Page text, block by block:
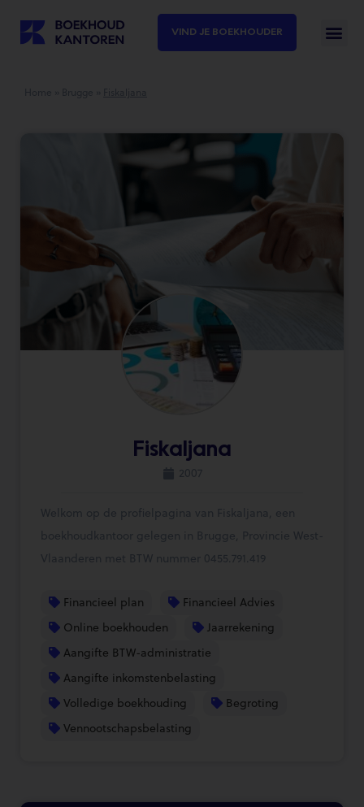
VIND JE BOEKHOUDER
Fiskaljana
2007
Welkom op de profielpagina van Fiskaljana, een
boekhoudkantoor gelegen in Brugge, Provincie West-
Vlaanderen met BTW nummer 0455.791.419
Financieel plan
Financieel Advies
Online boekhouden
Jaarrekening
Aangifte BTW-administratie
Aangifte inkomstenbelasting
Volledige boekhouding
Begroting
Vennootschapsbelasting